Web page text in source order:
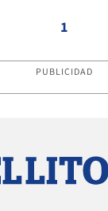
1
PUBLICIDAD